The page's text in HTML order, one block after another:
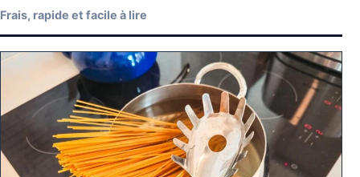
Frais, rapide et facile à lire